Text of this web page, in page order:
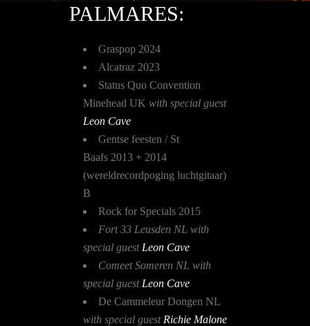
PALMARES:
Graspop 2024
Alcatraz 2023
Status Quo Convention
Minehead UK with special guest
Leon Cave
Gentse feesten / St
Baafs 2013 + 2014
(wereldrecordpoging luchtgitaar)
B
Rock for Specials 2015
Fort 33 Leusden NL with
special guest Leon Cave
Comeet Someren NL with
special guest Leon Cave
De Cammeleur Dongen NL
with special guest Richie Malone